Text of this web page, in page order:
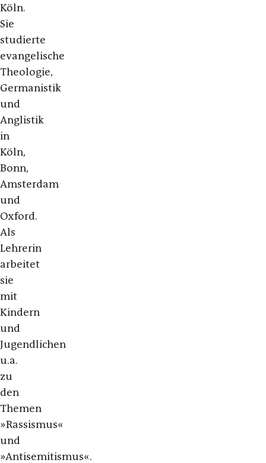
Köln.
Sie
studierte
evangelische
Theologie,
Germanistik
und
Anglistik
in
Köln,
Bonn,
Amsterdam
und
Oxford.
Als
Lehrerin
arbeitet
sie
mit
Kindern
und
Jugendlichen
u.a.
zu
den
Themen
»Rassismus«
und
»Antisemitismus«.